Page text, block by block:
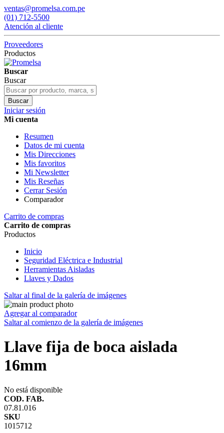
ventas@promelsa.com.pe
(01) 712-5500
Atención al cliente
Proveedores
Productos
Buscar
Buscar
Buscar
Iniciar sesión
Mi cuenta
Resumen
Datos de mi cuenta
Mis Direcciones
Mis favoritos
Mi Newsletter
Mis Reseñas
Cerrar Sesión
Comparador
Carrito de compras
Carrito de compras
Productos
Inicio
Seguridad Eléctrica e Industrial
Herramientas Aisladas
Llaves y Dados
Saltar al final de la galería de imágenes
Agregar al comparador
Saltar al comienzo de la galería de imágenes
Llave fija de boca aislada
16mm
No está disponible
COD. FAB.
07.81.016
SKU
1015712